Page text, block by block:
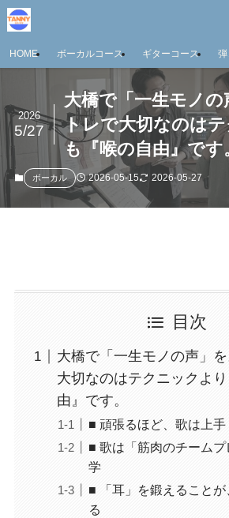
HOME ボーカルコース ギターコース
大橋で「一生モノの
トレで大切なのは
も『喉の自由』です
2026
5/27
ボーカル 2026-05-15 2026-05-27
目次
大橋で「一生モノの声」
大切なのはテクニックよ
由』です。
■ 頑張るほど、歌は上手
■ 歌は「筋肉のチーム
学
■ 「耳」を鍛えること
る